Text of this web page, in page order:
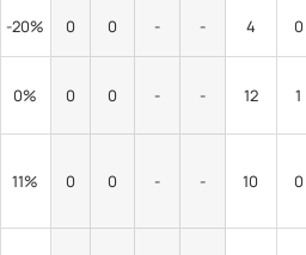
-20% 0 0 - - 4 0
0% 0 0 - - 12 1
11% 0 0 - - 10 0